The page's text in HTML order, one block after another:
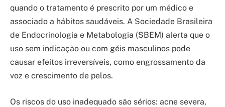
quando o tratamento é prescrito por um médico e
associado a hábitos saudáveis. A Sociedade Brasileira
de Endocrinologia e Metabologia (SBEM) alerta que o
uso sem indicação ou com géis masculinos pode
causar efeitos irreversíveis, como engrossamento da
voz e crescimento de pelos.
Os riscos do uso inadequado são sérios: acne severa,